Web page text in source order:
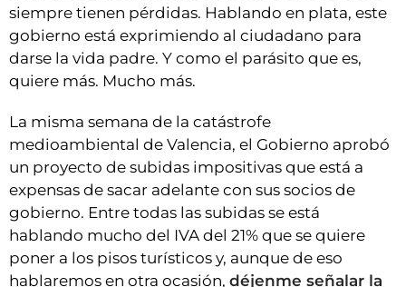
siempre tienen pérdidas. Hablando en plata, este
gobierno está exprimiendo al ciudadano para
darse la vida padre. Y como el parásito que es,
quiere más. Mucho más.
La misma semana de la catástrofe
medioambiental de Valencia, el Gobierno aprobó
un proyecto de subidas impositivas que está a
expensas de sacar adelante con sus socios de
gobierno. Entre todas las subidas se está
hablando mucho del IVA del 21% que se quiere
poner a los pisos turísticos y, aunque de eso
hablaremos en otra ocasión, déjenme señalar la